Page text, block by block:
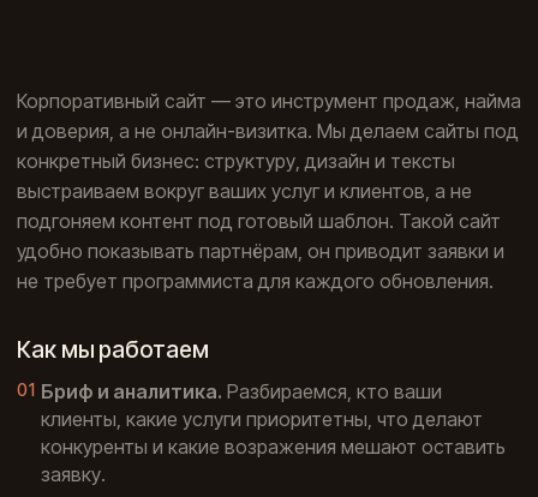
Корпоративный сайт — это инструмент продаж, найма
и доверия, а не онлайн-визитка. Мы делаем сайты под
конкретный бизнес: структуру, дизайн и тексты
выстраиваем вокруг ваших услуг и клиентов, а не
подгоняем контент под готовый шаблон. Такой сайт
удобно показывать партнёрам, он приводит заявки и
не требует программиста для каждого обновления.
Как мы работаем
Бриф и аналитика. Разбираемся, кто ваши
клиенты, какие услуги приоритетны, что делают
конкуренты и какие возражения мешают оставить
заявку.